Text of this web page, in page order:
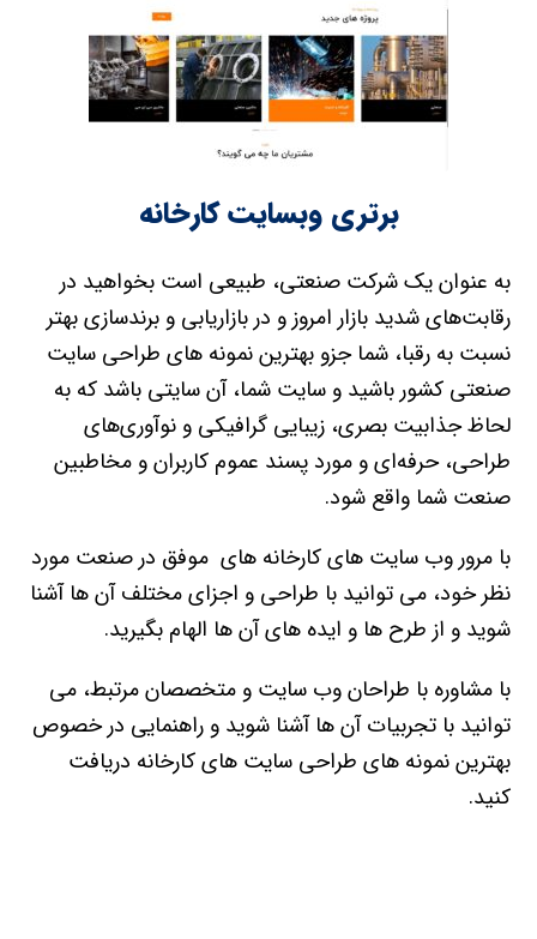
برتری وبسایت کارخانه
به عنوان یک شرکت صنعتی، طبیعی است بخواهید در
رقابت‌های شدید بازار امروز و در بازاریابی و برندسازی بهتر
نسبت به رقبا، شما جزو بهترین نمونه های طراحی سایت
صنعتی کشور باشید و سایت شما، آن سایتی باشد که به
لحاظ جذابیت بصری، زیبایی گرافیکی و نوآوری‌های
طراحی، حرفه‌ای و مورد پسند عموم کاربران و مخاطبین
صنعت شما واقع شود.
با مرور وب سایت های کارخانه های موفق در صنعت مورد
نظر خود، می توانید با طراحی و اجزای مختلف آن ها آشنا
شوید و از طرح ها و ایده های آن ها الهام بگیرید.
با مشاوره با طراحان وب سایت و متخصصان مرتبط، می
توانید با تجربیات آن ها آشنا شوید و راهنمایی در خصوص
بهترین نمونه های طراحی سایت های کارخانه دریافت
کنید.